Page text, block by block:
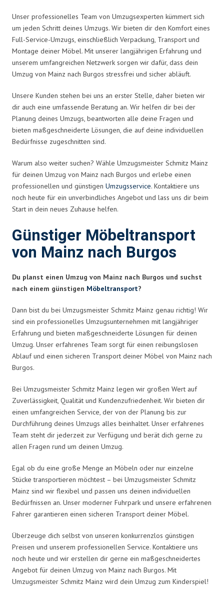
Unser professionelles Team von Umzugsexperten kümmert sich
um jeden Schritt deines Umzugs. Wir bieten dir den Komfort eines
Full-Service-Umzugs, einschließlich Verpackung, Transport und
Montage deiner Möbel. Mit unserer langjährigen Erfahrung und
unserem umfangreichen Netzwerk sorgen wir dafür, dass dein
Umzug von Mainz nach Burgos stressfrei und sicher abläuft.
Unsere Kunden stehen bei uns an erster Stelle, daher bieten wir
dir auch eine umfassende Beratung an. Wir helfen dir bei der
Planung deines Umzugs, beantworten alle deine Fragen und
bieten maßgeschneiderte Lösungen, die auf deine individuellen
Bedürfnisse zugeschnitten sind.
Warum also weiter suchen? Wähle Umzugsmeister Schmitz Mainz
für deinen Umzug von Mainz nach Burgos und erlebe einen
professionellen und günstigen Umzugsservice. Kontaktiere uns
noch heute für ein unverbindliches Angebot und lass uns dir beim
Start in dein neues Zuhause helfen.
Günstiger Möbeltransport
von Mainz nach Burgos
Du planst einen Umzug von Mainz nach Burgos und suchst
nach einem günstigen Möbeltransport?
Dann bist du bei Umzugsmeister Schmitz Mainz genau richtig! Wir
sind ein professionelles Umzugsunternehmen mit langjähriger
Erfahrung und bieten maßgeschneiderte Lösungen für deinen
Umzug. Unser erfahrenes Team sorgt für einen reibungslosen
Ablauf und einen sicheren Transport deiner Möbel von Mainz nach
Burgos.
Bei Umzugsmeister Schmitz Mainz legen wir großen Wert auf
Zuverlässigkeit, Qualität und Kundenzufriedenheit. Wir bieten dir
einen umfangreichen Service, der von der Planung bis zur
Durchführung deines Umzugs alles beinhaltet. Unser erfahrenes
Team steht dir jederzeit zur Verfügung und berät dich gerne zu
allen Fragen rund um deinen Umzug.
Egal ob du eine große Menge an Möbeln oder nur einzelne
Stücke transportieren möchtest – bei Umzugsmeister Schmitz
Mainz sind wir flexibel und passen uns deinen individuellen
Bedürfnissen an. Unser moderner Fuhrpark und unsere erfahrenen
Fahrer garantieren einen sicheren Transport deiner Möbel.
Überzeuge dich selbst von unseren konkurrenzlos günstigen
Preisen und unserem professionellen Service. Kontaktiere uns
noch heute und wir erstellen dir gerne ein maßgeschneidertes
Angebot für deinen Umzug von Mainz nach Burgos. Mit
Umzugsmeister Schmitz Mainz wird dein Umzug zum Kinderspiel!